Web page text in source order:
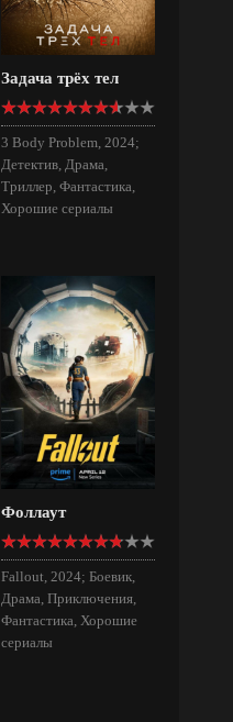
Задача трёх тел
3 Body Problem, 2024;
Детектив, Драма,
Триллер, Фантастика,
Хорошие сериалы
Фоллаут
Fallout, 2024; Боевик,
Драма, Приключения,
Фантастика, Хорошие
сериалы